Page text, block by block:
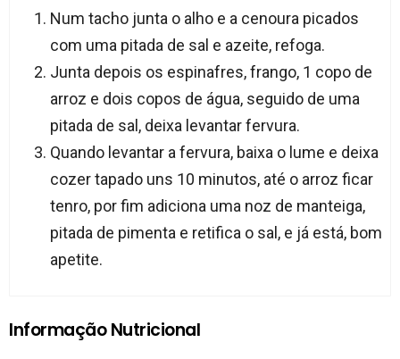
Num tacho junta o alho e a cenoura picados
com uma pitada de sal e azeite, refoga.
Junta depois os espinafres, frango, 1 copo de
arroz e dois copos de água, seguido de uma
pitada de sal, deixa levantar fervura.
Quando levantar a fervura, baixa o lume e deixa
cozer tapado uns 10 minutos, até o arroz ficar
tenro, por fim adiciona uma noz de manteiga,
pitada de pimenta e retifica o sal, e já está, bom
apetite.
Informação Nutricional